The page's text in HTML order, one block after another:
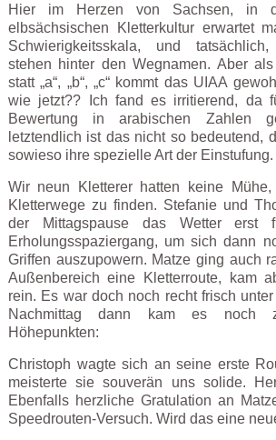
Hier im Herzen von Sachsen, in
elbsächsischen Kletterkultur erwartet
Schwierigkeitsskala, und
stehen hinter den Wegnamen. Aber
statt „a“, „b“, „c“ kommt das UIAA
wie jetzt?? Ich fand es irritierend, da
Bewertung in arabischen Zahlen
letztendlich ist das nicht so bedeutend,
sowieso ihre spezielle Art der Einstufung.
Wir neun Kletterer hatten keine
Kletterwege zu finden. Stefanie und
der Mittagspause das Wetter erst
Erholungsspaziergang, um sich dann
Griffen auszupowern. Matze ging auch
Außenbereich eine Kletterroute, kam
rein. Es war doch noch recht frisch
Nachmittag dann kam es noch
Höhepunkten:
Christoph wagte sich an seine erste
meisterte sie souverän uns solide.
Ebenfalls herzliche Gratulation an
Speedrouten-Versuch. Wird das eine